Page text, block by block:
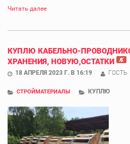
Читать далее
КУПЛЮ КАБЕЛЬНО-
ХРАНЕНИЯ, НОВУЮ,ОСТАТКИ
18 АПРЕЛЯ 2023 Г. В 16:19 ГОСТЬ
СТРОЙМАТЕРИАЛЫ КУПЛЮ